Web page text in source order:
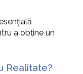
a obține un
Realitate?